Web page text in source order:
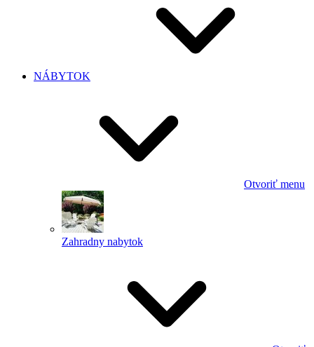
NÁBYTOK
Otvoriť menu
Zahradny nabytok